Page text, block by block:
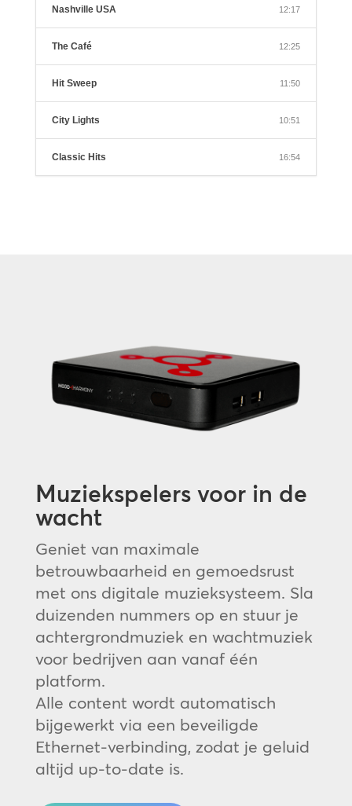
Nashville USA 12:17
The Café 12:25
Hit Sweep 11:50
City Lights 10:51
Classic Hits 16:54
Muziekspelers voor in de
wacht
Geniet van maximale
betrouwbaarheid en gemoedsrust
met ons digitale muzieksysteem. Sla
duizenden nummers op en stuur je
achtergrondmuziek en wachtmuziek
voor bedrijven aan vanaf één
platform.
Alle content wordt automatisch
bijgewerkt via een beveiligde
Ethernet-verbinding, zodat je geluid
altijd up-to-date is.